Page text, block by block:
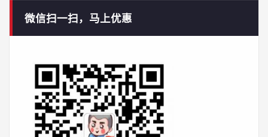
微信扫一扫，马上优惠